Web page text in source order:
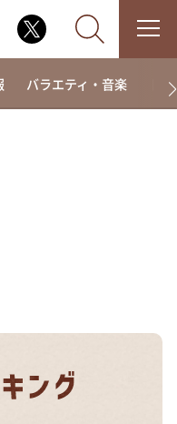
～ やすとものいたっ
なんでやねん！？」
にする？～
バラエティ・音楽 ド